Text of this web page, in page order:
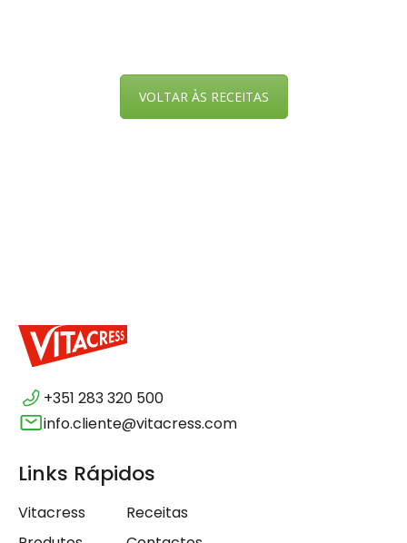
VOLTAR ÀS RECEITAS
+351 283 320 500
info.cliente@vitacress.com
Links Rápidos
Vitacress
Receitas